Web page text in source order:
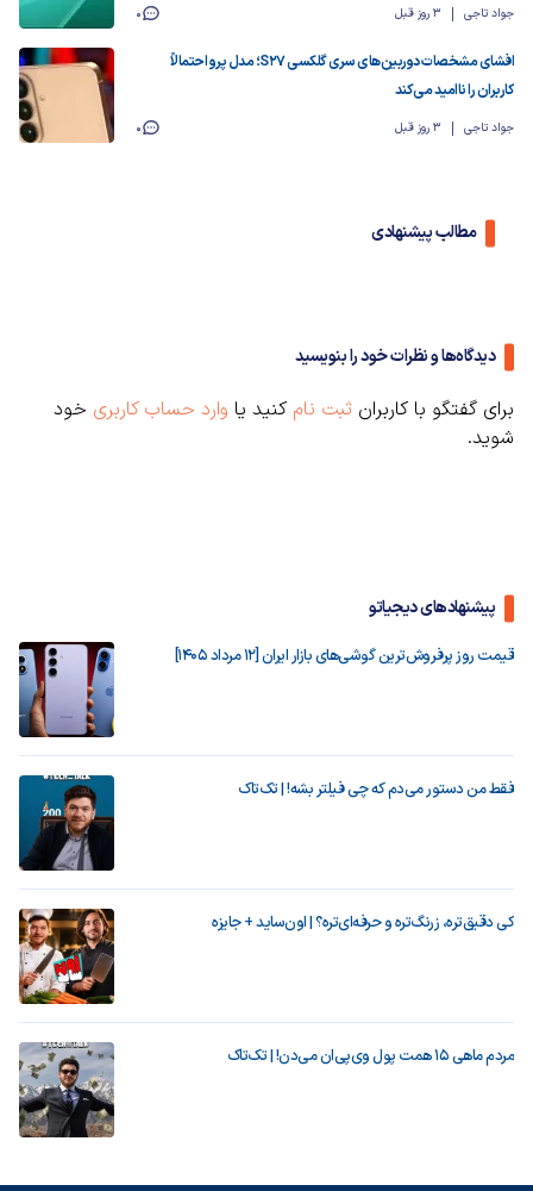
جواد تاجی 3 روز قبل 0
افشای مشخصات دوربین‌های سری گلکسی S27؛ مدل پرو احتمالاً
کاربران را ناامید می‌کند
جواد تاجی 3 روز قبل 0
مطالب پیشنهادی
دیدگاه‌ها و نظرات خود را بنویسید
برای گفتگو با کاربران ثبت نام کنید یا وارد حساب کاربری خود
شوید.
پیشنهادهای دیجیاتو
قیمت روز پرفروش‌ترین گوشی‌های بازار ایران [12 مرداد 1405]
فقط من دستور می‌دم که چی فیلتر بشه! | تک‌تاک
کی دقیق‌تره، زرنگ‌تره و حرفه‌ای‌تره؟ | اون‌ساید + جایزه
مردم ماهی ۱۵ همت پول وی‌پی‌ان می‌دن! | تک‌تاک